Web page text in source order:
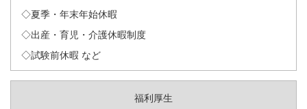
◇夏季・年末年始休暇
◇出産・育児・介護休暇制度
◇試験前休暇 など
福利厚生